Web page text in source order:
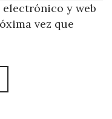
y web
vez que